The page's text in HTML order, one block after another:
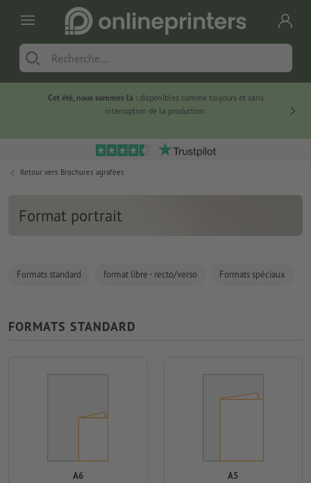
Cet été, nous sommes là :disponibles comme toujours et sans
interruption de la production.
Retour vers Brochures agrafées
Format portrait
Formats standard format libre - recto/verso Formats spéciaux
FORMATS STANDARD
A6 A5